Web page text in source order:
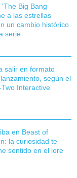
'The Big Bang
a las estrellas
un cambio histórico
serie
salir en formato
según el
Interactive
en Beast of
la curiosidad te
sentido en el lore